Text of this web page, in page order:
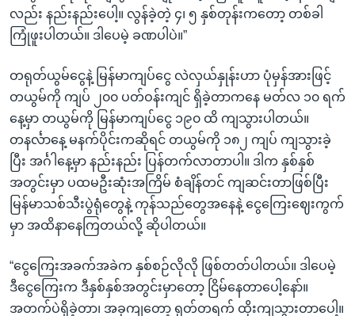
လည်း နည်းနည်းပေါ့။ လွန်ခဲ့တဲ့ ၄၊ ၅ နှစ်တုန်းကတော့ တစ်ခါ
ကြုံဖူးပါတယ်။ ဒါပေမဲ့ ခဏပါပဲ။”
တရုတ်ယွမ်ငွေနဲ့ မြန်မာကျပ်ငွေ လဲလှယ်နှုန်းဟာ ပုံမှန်အားဖြင့်
တယွမ်ကို ကျပ် ၂၀၀ ပတ်ဝန်းကျင် ရှိခဲ့တာကနေ မတ်လ ၁၀ ရက်
နေ့မှာ တယွမ်ကို မြန်မာကျပ်ငွေ ၁၉၀ ထိ ကျသွားပါတယ်။
တနင်္လာနေ့ မနက်ပိုင်းကဆိုရင် တယွမ်ကို ၁၈၂ ကျပ် ကျသွားခဲ့
ပြီး အင်္ဂါနေ့မှာ နည်းနည်း ပြန်တက်လာတာပါ။ ဒါက နှစ်နှစ်
အတွင်းမှာ ပထမဦးဆုံးအကြိမ် စံချိန်တင် ကျဆင်းတာဖြစ်ပြီး
မြန်မာသစ်သီးပွဲရုံတွေနဲ့ ကုန်သည်တွေအနေနဲ့ ငွေကြေးဈေးကွက်
မှာ အထိနာနေကြတယ်လို့ ဆိုပါတယ်။
“ငွေကြေးအခက်အခဲက နှစ်စဉ်လိုလို ဖြစ်တတ်ပါတယ်။ ဒါပေမဲ့
ဒီငွေကြေးက ဒီနှစ်နှစ်အတွင်းမှာတော့ ငြိမ်နေတာပေါ့နော်။
အတက်ပဲရှိခဲ့တာ၊ အခုကျတော့ ရုတ်တရက် ထိုးကျသွားတာပေါ့။